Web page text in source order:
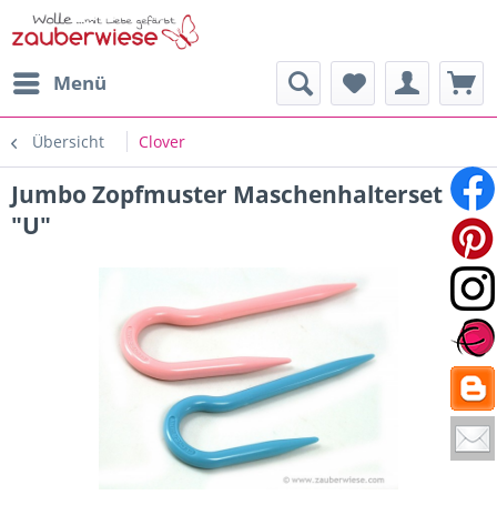
Menü
Übersicht Clover
Jumbo Zopfmuster Maschenhalterset
"U"